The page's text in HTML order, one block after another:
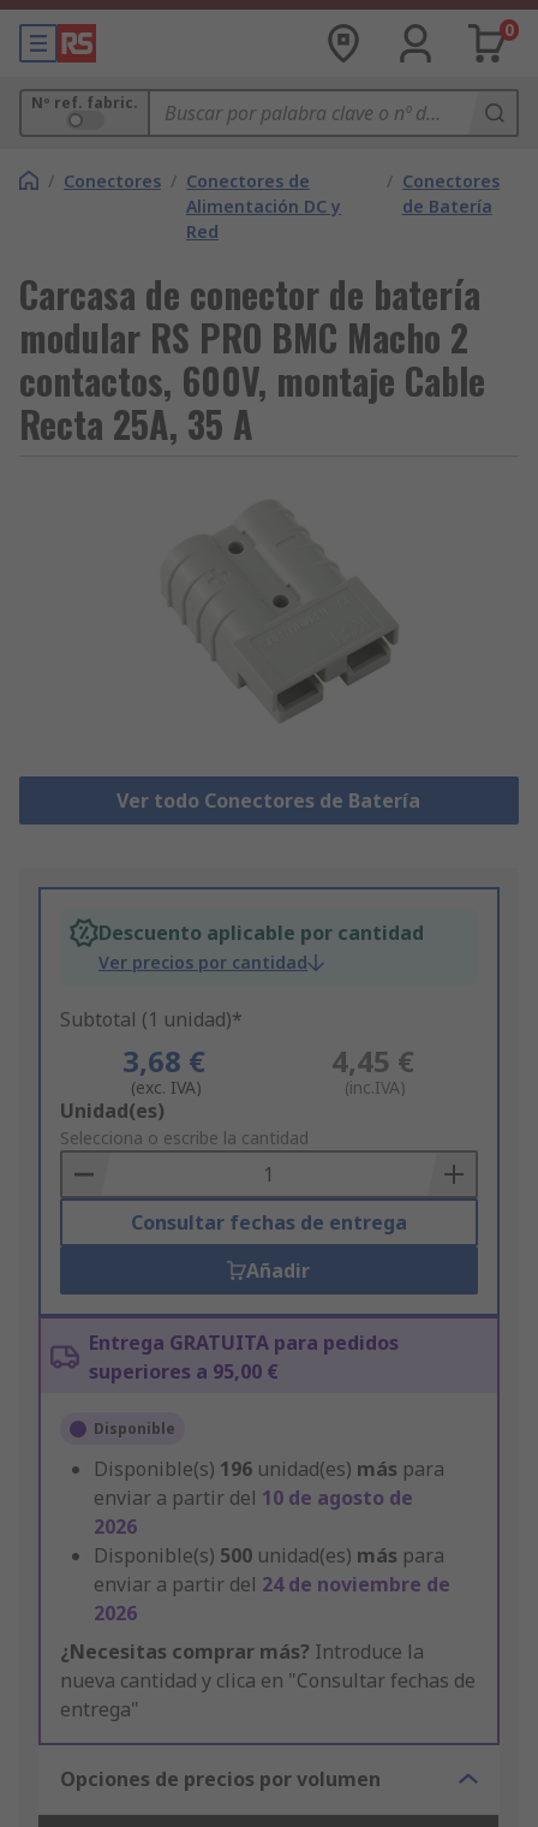
0
Nº ref. fabric.
/ Conectores / Conectores de
Alimentación DC y
Red
/ Conectores
de Batería
Carcasa de conector de batería
modular RS PRO BMC Macho 2
contactos, 600V, montaje Cable
Recta 25A, 35 A
Ver todo Conectores de Batería
Descuento aplicable por cantidad
Ver precios por cantidad
Subtotal (1 unidad)*
3,68 €
(exc. IVA)
4,45 €
(inc.IVA)
Add
to
Basket
Unidad(es)
Selecciona o escribe la cantidad
Consultar fechas de entrega
Añadir
Entrega GRATUITA para pedidos
superiores a 95,00 €
Disponible
Disponible(s) 196 unidad(es) más para
enviar a partir del 10 de agosto de
2026
Disponible(s) 500 unidad(es) más para
enviar a partir del 24 de noviembre de
2026
¿Necesitas comprar más? Introduce la
nueva cantidad y clica en "Consultar fechas de
entrega"
Opciones de precios por volumen